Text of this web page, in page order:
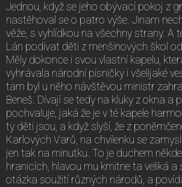
Jednou, když se jeho obývací pokoj z
nastěhoval se o patro výše. Jinam
věže, s vyhlídkou na všechny strany. A
Lán podívat děti z menšinových škol
Měly dokonce i svou vlastní kapelu,
vyhrávala národní písničky i všelijaké
tam byl u něho návštěvou ministr
Beneš. Dívají se tedy na kluky z okna a
pochvaluje, jaká že je v té kapele
ty děti jsou, a když slyší, že z
Karlových Varů, na chvilenku se
jen tak na minutku. To je duchem
hranicích, hlavou mu kmitne ta veliká a
otázka soužití různých národů, a